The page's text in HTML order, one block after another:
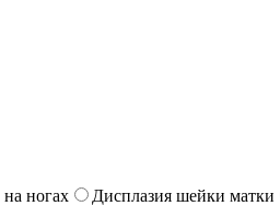
на ногах Дисплазия шейки матки